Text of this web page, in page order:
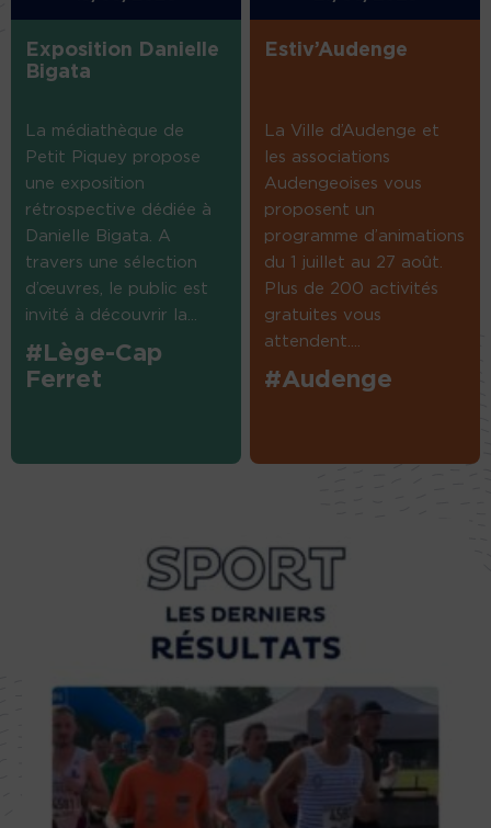
Exposition Danielle
Bigata
La médiathèque de
Petit Piquey propose
une exposition
rétrospective dédiée à
Danielle Bigata. A
travers une sélection
d’œuvres, le public est
invité à découvrir la...
#Lège-Cap
Ferret
Estiv’Audenge
La Ville d’Audenge et
les associations
Audengeoises vous
proposent un
programme d’animations
du 1 juillet au 27 août.
Plus de 200 activités
gratuites vous
attendent....
#Audenge